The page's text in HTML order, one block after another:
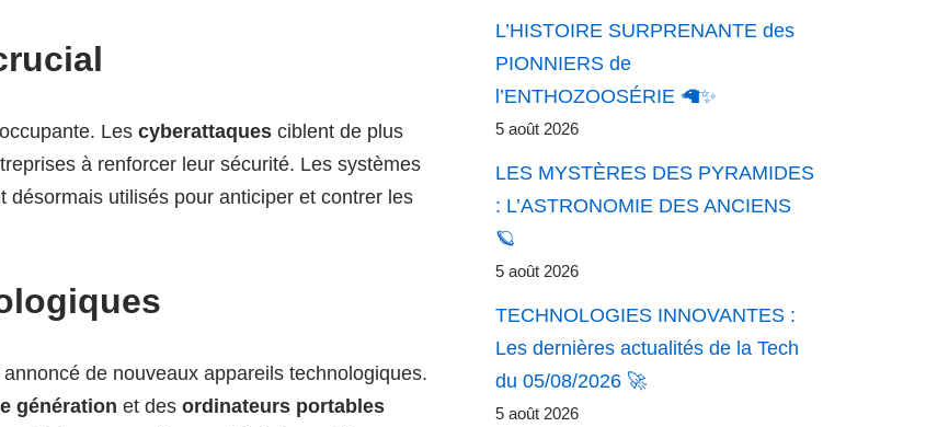
Les cyberattaques ciblent de plus
à renforcer leur sécurité. Les systèmes
désormais utilisés pour anticiper et contrer les
de nouveaux appareils technologiques.
génération et des ordinateurs portables
L’HISTOIRE SURPRENANTE des
PIONNIERS de
l’ENTHOZOOSÉRIE 🦙✨
5 août 2026
LES MYSTÈRES DES PYRAMIDES
: L’ASTRONOMIE DES ANCIENS
🪐
5 août 2026
TECHNOLOGIES INNOVANTES :
Les dernières actualités de la Tech
du 05/08/2026 🚀
5 août 2026